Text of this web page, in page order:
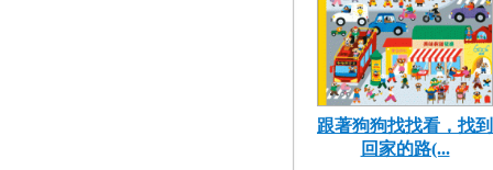
跟著狗狗找找看，找到
回家的路(...